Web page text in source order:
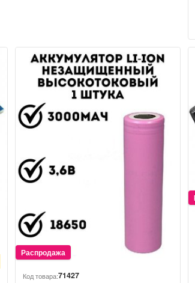
Код товара:71427